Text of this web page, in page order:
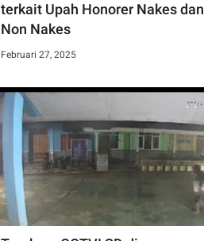
terkait Upah Honorer Nakes dan
Non Nakes
Februari 27, 2025